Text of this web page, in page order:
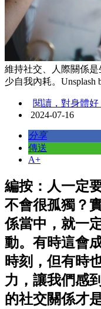
維持社交、人際關係
少自我內耗。Unsplash
閱讀，對身體好
2024-07-16
分享
傳送
A+
編按：人一定
不會很孤獨？
係當中，就一
動。有時這會
時刻，但有時
力，讓我們感
的社交關係才